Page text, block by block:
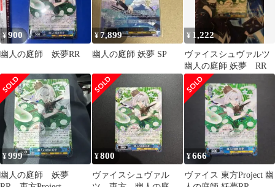
¥900
幽人の庭師 妖夢RR
¥7,899
幽人の庭師 妖夢 SP
¥ 1,222
ヴァイスシュヴァルツ
幽人の庭師 妖夢 RR
¥999
幽人の庭師 妖夢
¥800
ヴァイスシュヴァル
¥666
ヴァイス 東方Project 幽